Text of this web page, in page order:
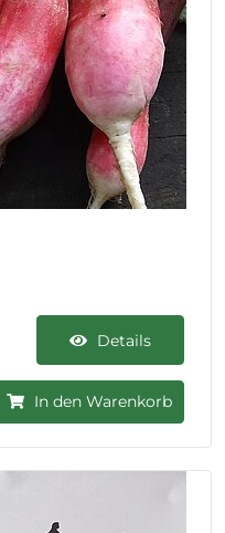
Details
In den Warenkorb